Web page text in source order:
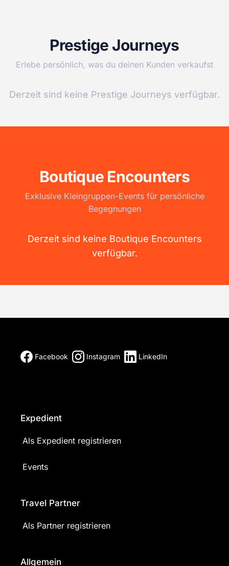
Prestige Journeys
Erlebe persönlich, was du deinen Kunden verkaufst
Derzeit sind keine Prestige Journeys verfügbar.
Boutique Encounters
Exklusive Kleingruppen-Events für persönliche
Begegnungen
Derzeit sind keine Boutique Encounters
verfügbar.
Facebook Instagram LinkedIn
Expedient
Als Expedient registrieren
Events
Travel Partner
Als Partner registrieren
Allgemein